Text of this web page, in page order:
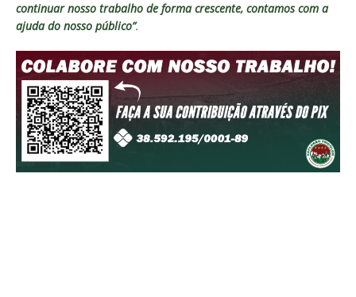
continuar nosso trabalho de forma crescente, contamos com a
ajuda do nosso público”.